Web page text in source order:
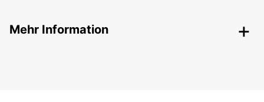
Mehr Information